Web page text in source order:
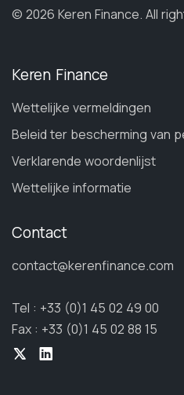
© 2026 Keren Finance. All
Keren Finance
Wettelijke vermeldingen
Beleid ter bescherming van
Verklarende woordenlijst
Wettelijke informatie
Contact
contact@kerenfinance.com
Tel : +33 (0)1 45 02 49 00
Fax : +33 (0)1 45 02 88 15